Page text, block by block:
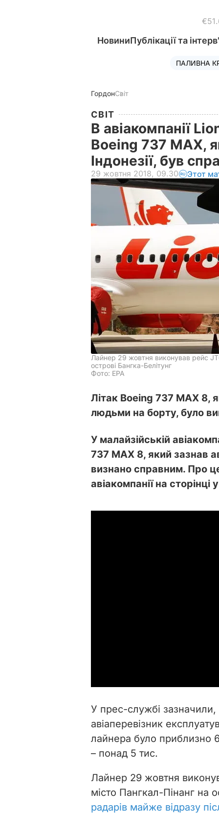
НовиниПублікації та
ПАЛИВНА
ГордонСвіт
СВІТ
В авіакомпанії
Boeing 737 MAX,
Індонезії, був
29 жовтня 2018, 09.30 Этот
Лайнер 29 жовтня виконував рейс
острові Бангка-Белітунг
Фото: ЕРА
Літак Boeing 737 MAX 8,
людьми на борту, було
У малайзійській
737 MAX 8, який зазнав
визнано справним. Про
авіакомпанії на сторінці
У прес-службі зазначили,
авіаперевізник
лайнера було приблизно
– понад 5 тис.
Лайнер 29 жовтня
місто Пангкал-Пінанг на
радарів майже відразу